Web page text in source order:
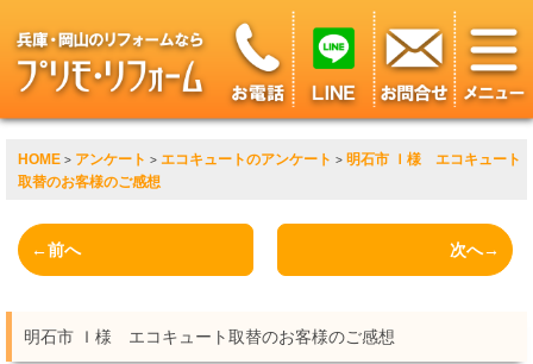
HOME > アンケート > エコキュートのアンケート > 明石市 Ｉ様 エコキュート
取替のお客様のご感想
←前へ 次へ→
明石市 Ｉ様 エコキュート取替のお客様のご感想